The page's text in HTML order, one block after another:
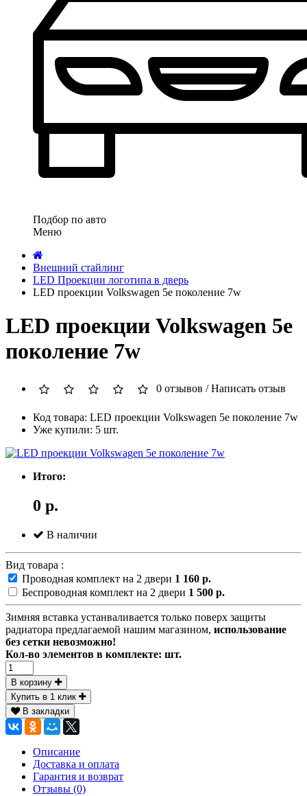
Подбор по авто
Меню
Внешний стайлинг
LED Проекции логотипа в дверь
LED проекции Volkswagen 5е поколение 7w
LED проекции Volkswagen 5е
поколение 7w
0 отзывов /Написать отзыв
Код товара: LED проекции Volkswagen 5е поколение 7w
Уже купили: 5 шт.
Итого:
0 р.
В наличии
Вид товара :
Проводная комплект на 2 двери 1 160 р.
Беспроводная комплект на 2 двери 1 500 р.
Зимняя вставка устанваливается только поверх защиты
радиатора предлагаемой нашим магазином, использование
без сетки невозможно!
Кол-во элементов в комплекте: шт.
В корзину
Купить в 1 клик
В закладки
Описание
Доставка и оплата
Гарантия и возврат
Отзывы (0)